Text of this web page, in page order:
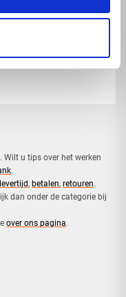
. Wilt u tips over het werken
.
, betalen, retouren.​
dan onder de categorie bij
over ons pagina.